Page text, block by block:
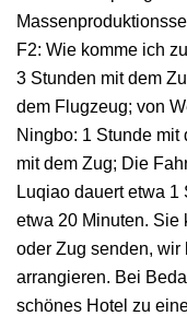
F2: Wie komme ich
3 Stunden mit dem
dem Flugzeug; von
Ningbo: 1 Stunde mit
mit dem Zug; Die
Luqiao dauert etwa 1
etwa 20 Minuten. Sie
oder Zug senden,
arrangieren. Bei
schönes Hotel zu